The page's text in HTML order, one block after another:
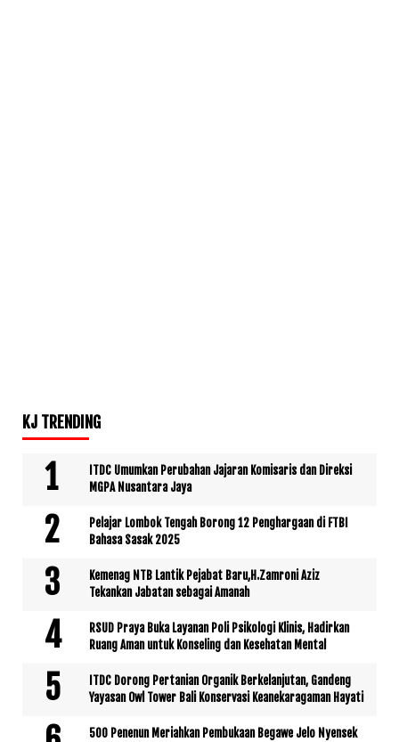
KJ TRENDING
ITDC Umumkan Perubahan Jajaran Komisaris dan Direksi
MGPA Nusantara Jaya
Pelajar Lombok Tengah Borong 12 Penghargaan di FTBI
Bahasa Sasak 2025
Kemenag NTB Lantik Pejabat Baru,H.Zamroni Aziz
Tekankan Jabatan sebagai Amanah
RSUD Praya Buka Layanan Poli Psikologi Klinis, Hadirkan
Ruang Aman untuk Konseling dan Kesehatan Mental
ITDC Dorong Pertanian Organik Berkelanjutan, Gandeng
Yayasan Owl Tower Bali Konservasi Keanekaragaman Hayati
500 Penenun Meriahkan Pembukaan Begawe Jelo Nyensek